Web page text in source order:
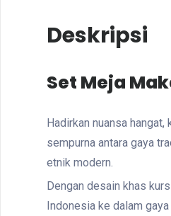
Deskripsi
Set Meja
Hadirkan nuansa
sempurna antara gaya
etnik modern.
Dengan desain khas
Indonesia ke dalam